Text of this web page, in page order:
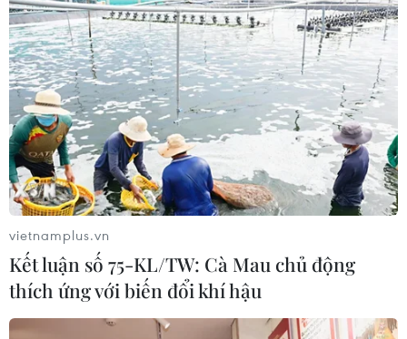
vietnamplus.vn
Kết luận số 75-KL/TW: Cà Mau chủ động
thích ứng với biến đổi khí hậu